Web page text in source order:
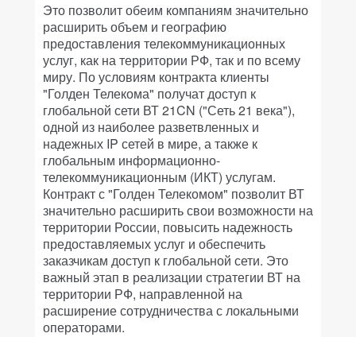
Это позволит обеим компаниям значительно
расширить объем и географию
предоставления телекоммуникационных
услуг, как на территории РФ, так и по всему
миру. По условиям контракта клиенты
"Голден Телекома" получат доступ к
глобальной сети ВТ 21CN ("Сеть 21 века"),
одной из наиболее разветвленных и
надежных IP сетей в мире, а также к
глобальным информационно-
телекоммуникационным (ИКТ) услугам.
Контракт с "Голден Телекомом" позволит ВТ
значительно расширить свои возможности на
территории России, повысить надежность
предоставляемых услуг и обеспечить
заказчикам доступ к глобальной сети. Это
важный этап в реализации стратегии ВТ на
территории РФ, направленной на
расширение сотрудничества с локальными
операторами.